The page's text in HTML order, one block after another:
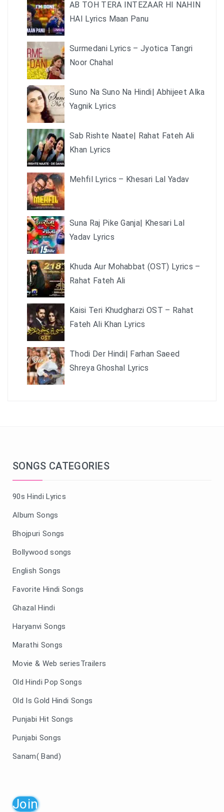
AB TOH TERA INTEZAAR HI NAHIN
HAI Lyrics Maan Panu
Surmedani Lyrics – Jyotica Tangri
Noor Chahal
Suno Na Suno Na Hindi| Abhijeet Alka
Yagnik Lyrics
Sab Rishte Naate| Rahat Fateh Ali
Khan Lyrics
Mehfil Lyrics – Khesari Lal Yadav
Suna Raj Pike Ganja| Khesari Lal
Yadav Lyrics
Khuda Aur Mohabbat (OST) Lyrics –
Rahat Fateh Ali
Kaisi Teri Khudgharzi OST – Rahat
Fateh Ali Khan Lyrics
Thodi Der Hindi| Farhan Saeed
Shreya Ghoshal Lyrics
SONGS CATEGORIES
90s Hindi Lyrics
Album Songs
Bhojpuri Songs
Bollywood songs
English Songs
Favorite Hindi Songs
Ghazal Hindi
Haryanvi Songs
Marathi Songs
Movie & Web seriesTrailers
Old Hindi Pop Songs
Old Is Gold Hindi Songs
Punjabi Hit Songs
Punjabi Songs
Sanam( Band)
Join